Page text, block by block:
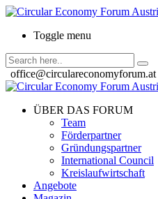
Toggle menu
office@circulareconomyforum.at
ÜBER DAS FORUM
Team
Förderpartner
Gründungspartner
International Council
Kreislaufwirtschaft
Angebote